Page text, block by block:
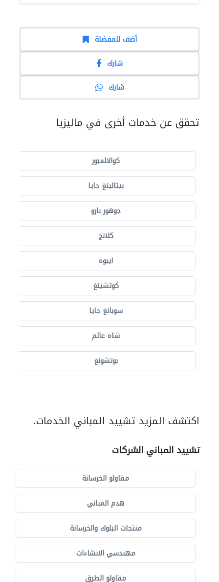
أضف للمفضلة
شارك
شارك
تحقق عن خدمات أخرى في ماليزيا
كوالالمبور
بيتالينغ جايا
جوهور بارو
كلانج
ايبوه
كوتشينغ
سوبانغ جايا
شاه عالم
بوتشونغ
اكتشف المزيد تشييد المباني الخدمات.
تشييد المباني الشركات
مقاولو الخرسانة
هدم المباني
منتجات البلوك والخرسانة
مهندسي الانشاءات
مقاولو الطرق